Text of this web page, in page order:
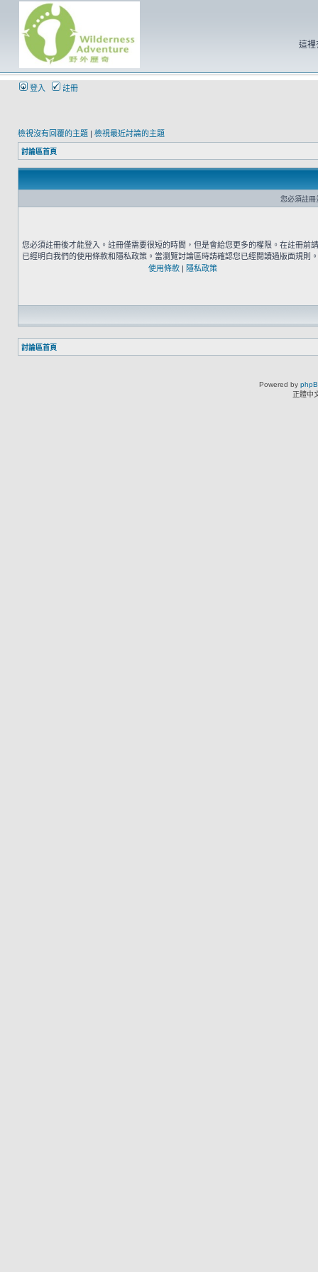
這裡
登入 註冊
檢視沒有回覆的主題 | 檢視最近討論的主題
討論區首頁
您必須註冊
您必須註冊後才能登入。註冊僅需要很短的時間，但是會給您更多的權限。在註冊前
已經明白我們的使用條款和隱私政策。當瀏覽討論區時請確認您已經閱讀過版面規則。
使用條款 | 隱私政策
討論區首頁
Powered by
正體中